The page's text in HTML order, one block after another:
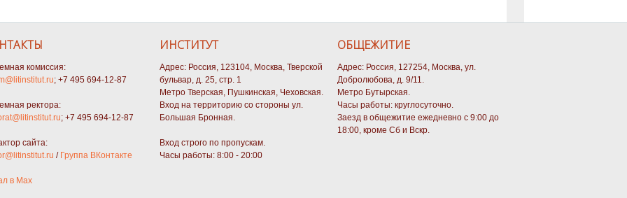
комиссия:
; +7 495 694-12-87
ректора:
; +7 495 694-12-87
сайта:
/ Группа ВКонтакте
в Max
ИНСТИТУТ
Адрес: Россия, 123104, Москва, Тверской
бульвар, д. 25, стр. 1
Метро Тверская, Пушкинская, Чеховская.
Вход на территорию со стороны ул.
Большая Бронная.
Вход строго по пропускам.
Часы работы: 8:00 - 20:00
ОБЩЕЖИТИЕ
Адрес: Россия, 127254, Москва, ул.
Добролюбова, д. 9/11.
Метро Бутырская.
Часы работы: круглосуточно.
Заезд в общежитие ежедневно с 9:00 до
18:00, кроме Сб и Вскр.